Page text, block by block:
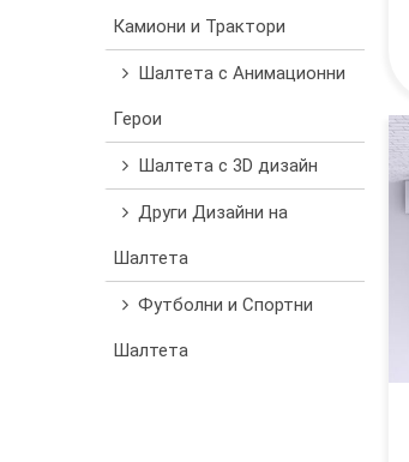
Камиони и Трактори
Шалтета с Анимационни
Герои
Шалтета с 3D дизайн
Други Дизайни на
Шалтета
Футболни и Спортни
Шалтета